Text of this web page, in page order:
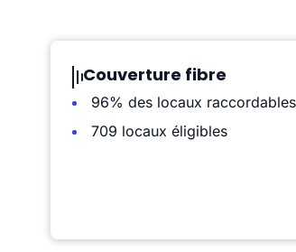
Couverture fibre
96% des locaux raccordables
709 locaux éligibles